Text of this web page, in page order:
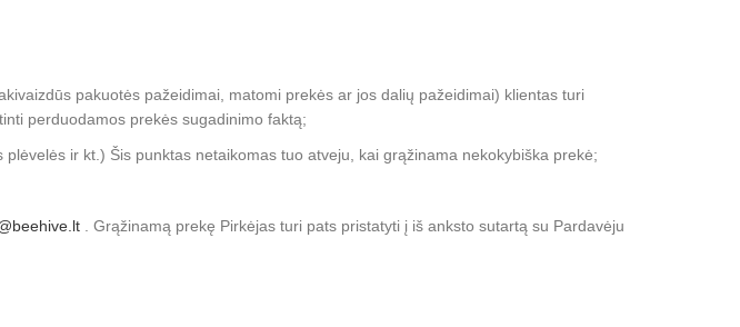
pakuotės pažeidimai, matomi prekės ar jos dalių pažeidimai) klientas turi
perduodamos prekės sugadinimo faktą;
ir kt.) Šis punktas netaikomas tuo atveju, kai grąžinama nekokybiška prekė;
. Grąžinamą prekę Pirkėjas turi pats pristatyti į iš anksto sutartą su Pardavėju